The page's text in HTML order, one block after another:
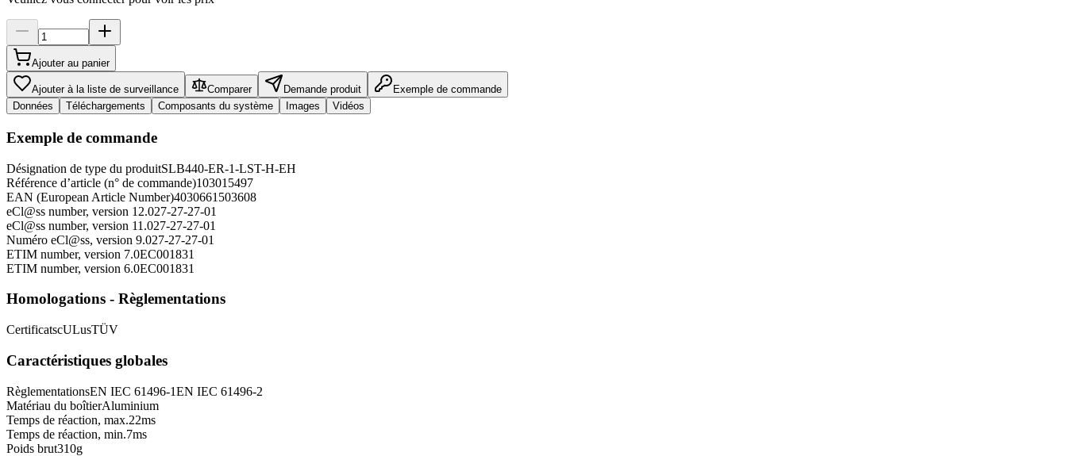
Ajouter au panier
Ajouter à la liste de surveillance Comparer Demande produit
Exemple de commande
Données
Téléchargements Composants du système Images Vidéos
Exemple de commande
Désignation de type du produitSLB440-ER-1-LST-H-EH
Référence d’article (n° de commande)103015497
EAN (European Article Number)4030661503608
eCl@ss number, version 12.027-27-27-01
eCl@ss number, version 11.027-27-27-01
Numéro eCl@ss, version 9.027-27-27-01
ETIM number, version 7.0EC001831
ETIM number, version 6.0EC001831
Homologations - Règlementations
CertificatscULusTÜV
Caractéristiques globales
RèglementationsEN IEC 61496-1EN IEC 61496-2
Matériau du boîtierAluminium
Temps de réaction, max.22ms
Temps de réaction, min.7ms
Poids brut310g